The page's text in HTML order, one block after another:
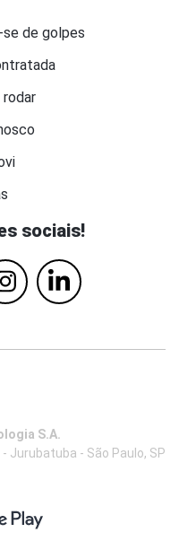
de golpes
rodar
sociais!
S.A.
Jurubatuba - São Paulo, SP